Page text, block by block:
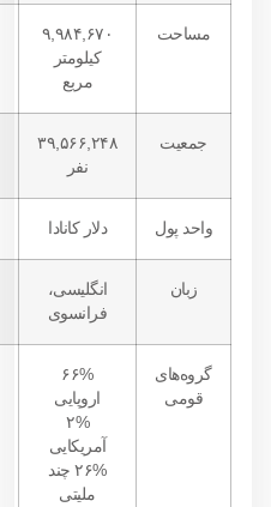
مساحت
۹,۹۸۴,۶۷۰
کیلومتر
مربع
جمعیت
۳۹,۵۶۶,۲۴۸
نفر
واحد پول دلار کانادا
زبان
انگلیسی،
فرانسوی
گروه‌های
قومی
۶۶%
اروپایی
۲%
آمریکایی
۲۶% چند
ملیتی